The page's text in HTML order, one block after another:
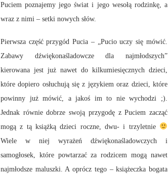
Puciem poznajemy jego świat i jego wesołą rodzinkę, a
wraz z nimi – setki nowych słów.
Pierwsza część przygód Pucia – „Pucio uczy się mówić.
Zabawy dźwiękonaśladowcze dla najmłodszych”
kierowana jest już nawet do kilkumiesięcznych dzieci,
które dopiero osłuchują się z językiem oraz dzieci, które
powinny już mówić, a jakoś im to nie wychodzi ;).
Jednak równie dobrze swoją przygodę z Puciem zacząć
mogą z tą książką dzieci roczne, dwu- i trzyletnie
Wiele w niej wyrażeń dźwiękonaśladowczych i
samogłosek, które powtarzać za rodzicem mogą nawet
najmłodsze maluszki. A oprócz tego – książeczka bogata